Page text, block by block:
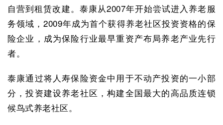
自营到租赁改建。泰康从2007年开始尝试进入养老服
务领域，2009年成为首个获得养老社区投资资格的保
险企业，成为保险行业最早重资产布局养老产业先行
者。
泰康通过将人寿保险资金中用于不动产投资的一小部
分，投资建设养老社区，构建全国最大的高品质连锁
候鸟式养老社区。